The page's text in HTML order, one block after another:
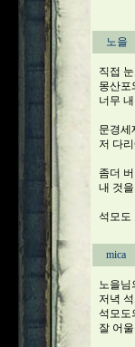
노을
직접
몽산포
너무
문경세
저 다
좀더
내 것을
석모도
mica
노을님
저녁
석모도
잘 어